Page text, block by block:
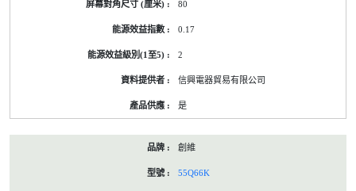
80
0.17
2
信興電器貿易有限公司
是
創維
55Q66K